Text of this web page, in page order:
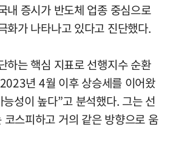
내 증시가 반도체 업종 중심으로
화가 나타나고 있다고 진단했다.
하는 핵심 지표로 선행지수 순환
년 4월 이후 상승세를 이어왔
성이 높다”고 분석했다. 그는 선
스피하고 거의 같은 방향으로 움